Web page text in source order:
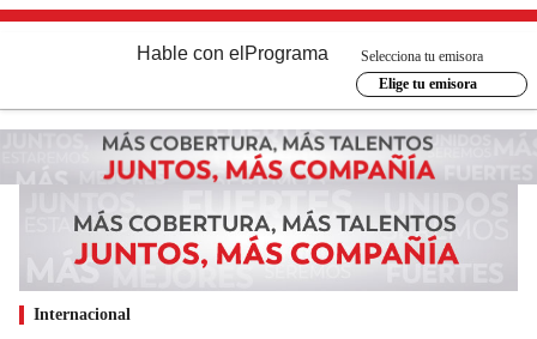
Hable con el Programa
Selecciona tu emisora
Elige tu emisora
Internacional